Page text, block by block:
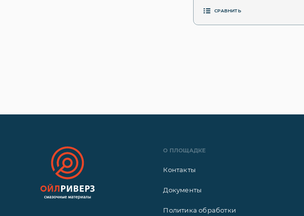
СРАВНИТЬ
О ПЛОЩАДКЕ
Контакты
Документы
Политика обработки